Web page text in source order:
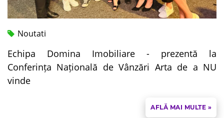
Noutati
Echipa Domina Imobiliare - prezentă la
Conferința Națională de Vânzări Arta de a NU
vinde
AFLĂ MAI MULTE »